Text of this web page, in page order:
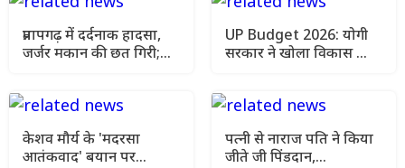
प्रतापगढ़ में दर्दनाक हादसा,
जर्जर मकान की छत गिरी;
UP Budget 2026: योगी
सरकार ने खोला विकास का
केशव मौर्य के 'मदरसा
आतंकवाद' बयान पर
पत्नी से नाराज पति ने किया
जीते जी पिंडदान,